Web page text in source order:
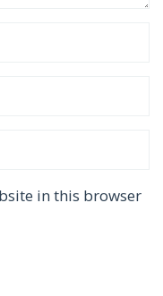
in this browser